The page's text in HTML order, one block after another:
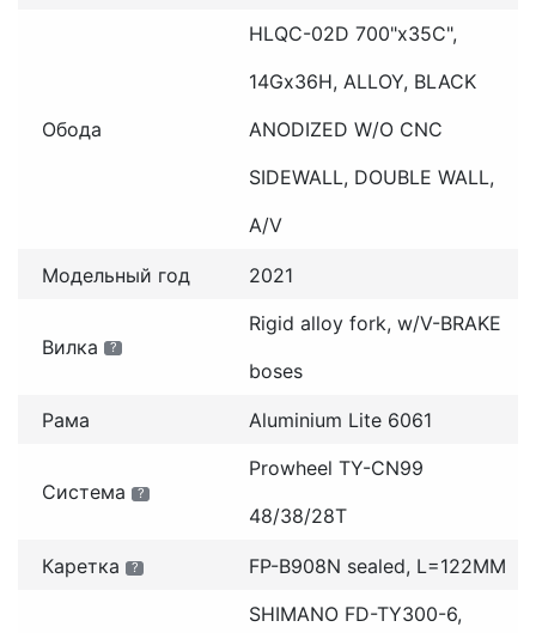
Обода
HLQC-02D 700"x35C",
14Gx36H, ALLOY, BLACK
ANODIZED W/O CNC
SIDEWALL, DOUBLE WALL,
A/V
Модельный год 2021
Вилка ?
Rigid alloy fork, w/V-BRAKE
boses
Рама Aluminium Lite 6061
Система ?
Prowheel TY-CN99
48/38/28T
Каретка ? FP-B908N sealed, L=122MM
SHIMANO FD-TY300-6,